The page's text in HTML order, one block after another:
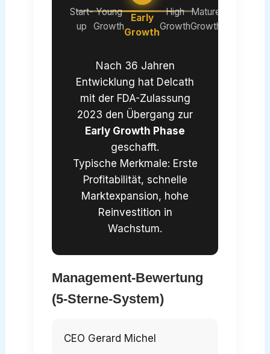
Start-
up
Young
Growth
Early
Growth
High
Growth
Mature
Growth
Nach 36 Jahren
Entwicklung hat Delcath
mit der FDA-Zulassung
2023 den Übergang zur
Early Growth Phase
geschafft.
Typische Merkmale: Erste
Profitabilität, schnelle
Marktexpansion, hohe
Reinvestition in
Wachstum.
Management-Bewertung
(5-Sterne-System)
CEO Gerard Michel